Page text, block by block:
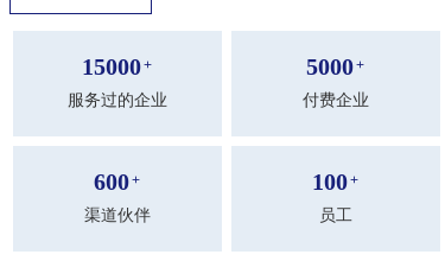
15000+
服务过的企业
5000+
付费企业
600+
渠道伙伴
100+
员工